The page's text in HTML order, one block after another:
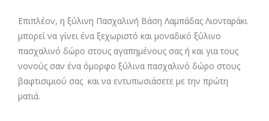
Επιπλέον, η ξύλινη Πασχαλινή Βάση Λαμπάδας Λιονταράκι
μπορεί να γίνει ένα ξεχωριστό και μοναδικό ξύλινο
πασχαλινό δώρο στους αγαπημένους σας ή και για τους
νονούς σαν ένα όμορφο ξύλινα πασχαλινό δώρο στους
βαφτισιμιού σας και να εντυπωσιάσετε με την πρώτη
ματιά.